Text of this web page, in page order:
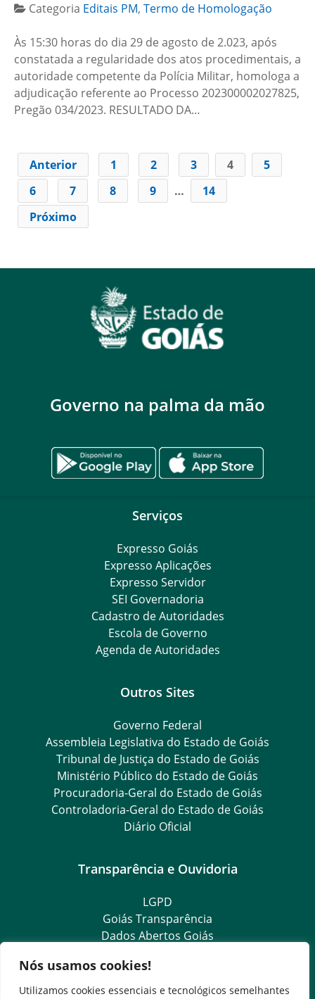
Nós usamos cookies!
Utilizamos cookies essenciais e tecnológicos semelhantes
Categoria Editais PM, Termo de Homologação
Às 15:30 horas do dia 29 de agosto de 2.023, após
constatada a regularidade dos atos procedimentais, a
autoridade competente da Polícia Militar, homologa a
adjudicação referente ao Processo 202300002027825,
Pregão 034/2023. RESULTADO DA…
Anterior 1 2 3 4
5
6
7 8 9 …
14
Próximo
Governo na palma da mão
Serviços
Expresso Goiás
Expresso Aplicações
Expresso Servidor
SEI Governadoria
Cadastro de Autoridades
Escola de Governo
Agenda de Autoridades
Outros Sites
Governo Federal
Assembleia Legislativa do Estado de Goiás
Tribunal de Justiça do Estado de Goiás
Ministério Público do Estado de Goiás
Procuradoria-Geral do Estado de Goiás
Controladoria-Geral do Estado de Goiás
Diário Oficial
Transparência e Ouvidoria
LGPD
Goiás Transparência
Dados Abertos Goiás
SIC – Serviço de Informação ao Cidadão
Ouvidoria Setorial (Expresso)